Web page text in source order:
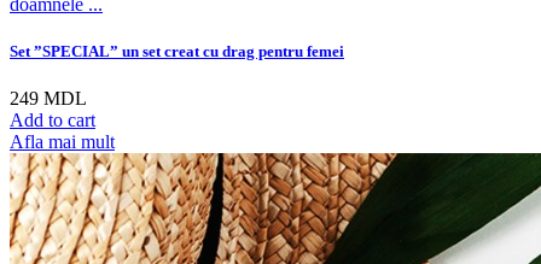
Set ”SPECIAL” un set creat cu drag pentru femei
249 MDL
Add to cart
Afla mai mult